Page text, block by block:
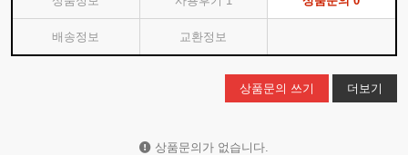
배송정보 교환정보
상품문의 쓰기 더보기
상품문의가 없습니다.